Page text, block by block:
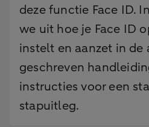
deze functie Face ID.
we uit hoe je Face ID
instelt en aanzet in de
geschreven
instructies voor een
stapuitleg.